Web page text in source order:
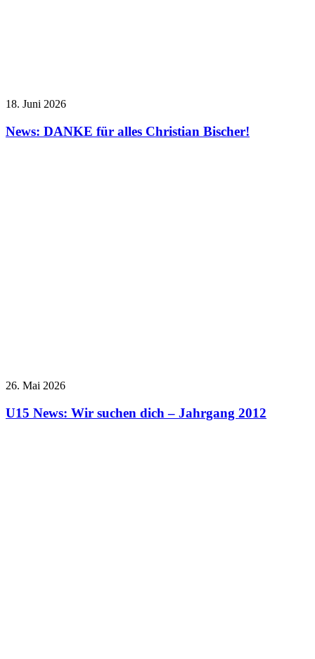
18. Juni 2026
News: DANKE für alles Christian Bischer!
26. Mai 2026
U15 News: Wir suchen dich – Jahrgang 2012